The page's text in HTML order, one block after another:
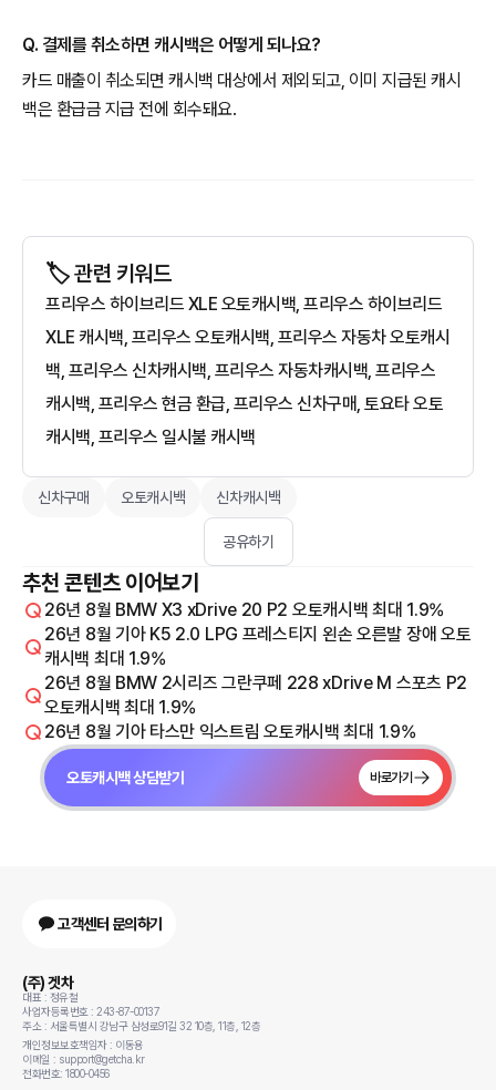
Q. 결제를 취소하면 캐시백은 어떻게 되나요?
카드 매출이 취소되면 캐시백 대상에서 제외되고, 이미 지급된 캐시
백은 환급금 지급 전에 회수돼요.
🏷️ 관련 키워드
프리우스 하이브리드 XLE 오토캐시백, 프리우스 하이브리드
XLE 캐시백, 프리우스 오토캐시백, 프리우스 자동차 오토캐시
백, 프리우스 신차캐시백, 프리우스 자동차캐시백, 프리우스
캐시백, 프리우스 현금 환급, 프리우스 신차구매, 토요타 오토
캐시백, 프리우스 일시불 캐시백
신차구매 오토캐시백 신차캐시백
공유하기
추천 콘텐츠 이어보기
26년 8월 BMW X3 xDrive 20 P2 오토캐시백 최대 1.9%
26년 8월 기아 K5 2.0 LPG 프레스티지 왼손 오른발 장애 오토
캐시백 최대 1.9%
26년 8월 BMW 2시리즈 그란쿠페 228 xDrive M 스포츠 P2
오토캐시백 최대 1.9%
26년 8월 기아 타스만 익스트림 오토캐시백 최대 1.9%
오토캐시백 상담받기 바로가기
고객센터 문의하기
(주) 겟차
대표 : 정유철
사업자등록번호 : 243-87-00137
주소 : 서울특별시 강남구 삼성로91길 32 10층, 11층, 12층
개인정보보호책임자 : 이동용
이메일 : support@getcha.kr
전화번호: 1800-0456